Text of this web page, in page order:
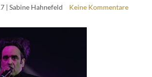
| Sabine Hahnefeld Keine Kommentare